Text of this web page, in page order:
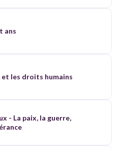
ans
et les droits humains
- La paix, la guerre,